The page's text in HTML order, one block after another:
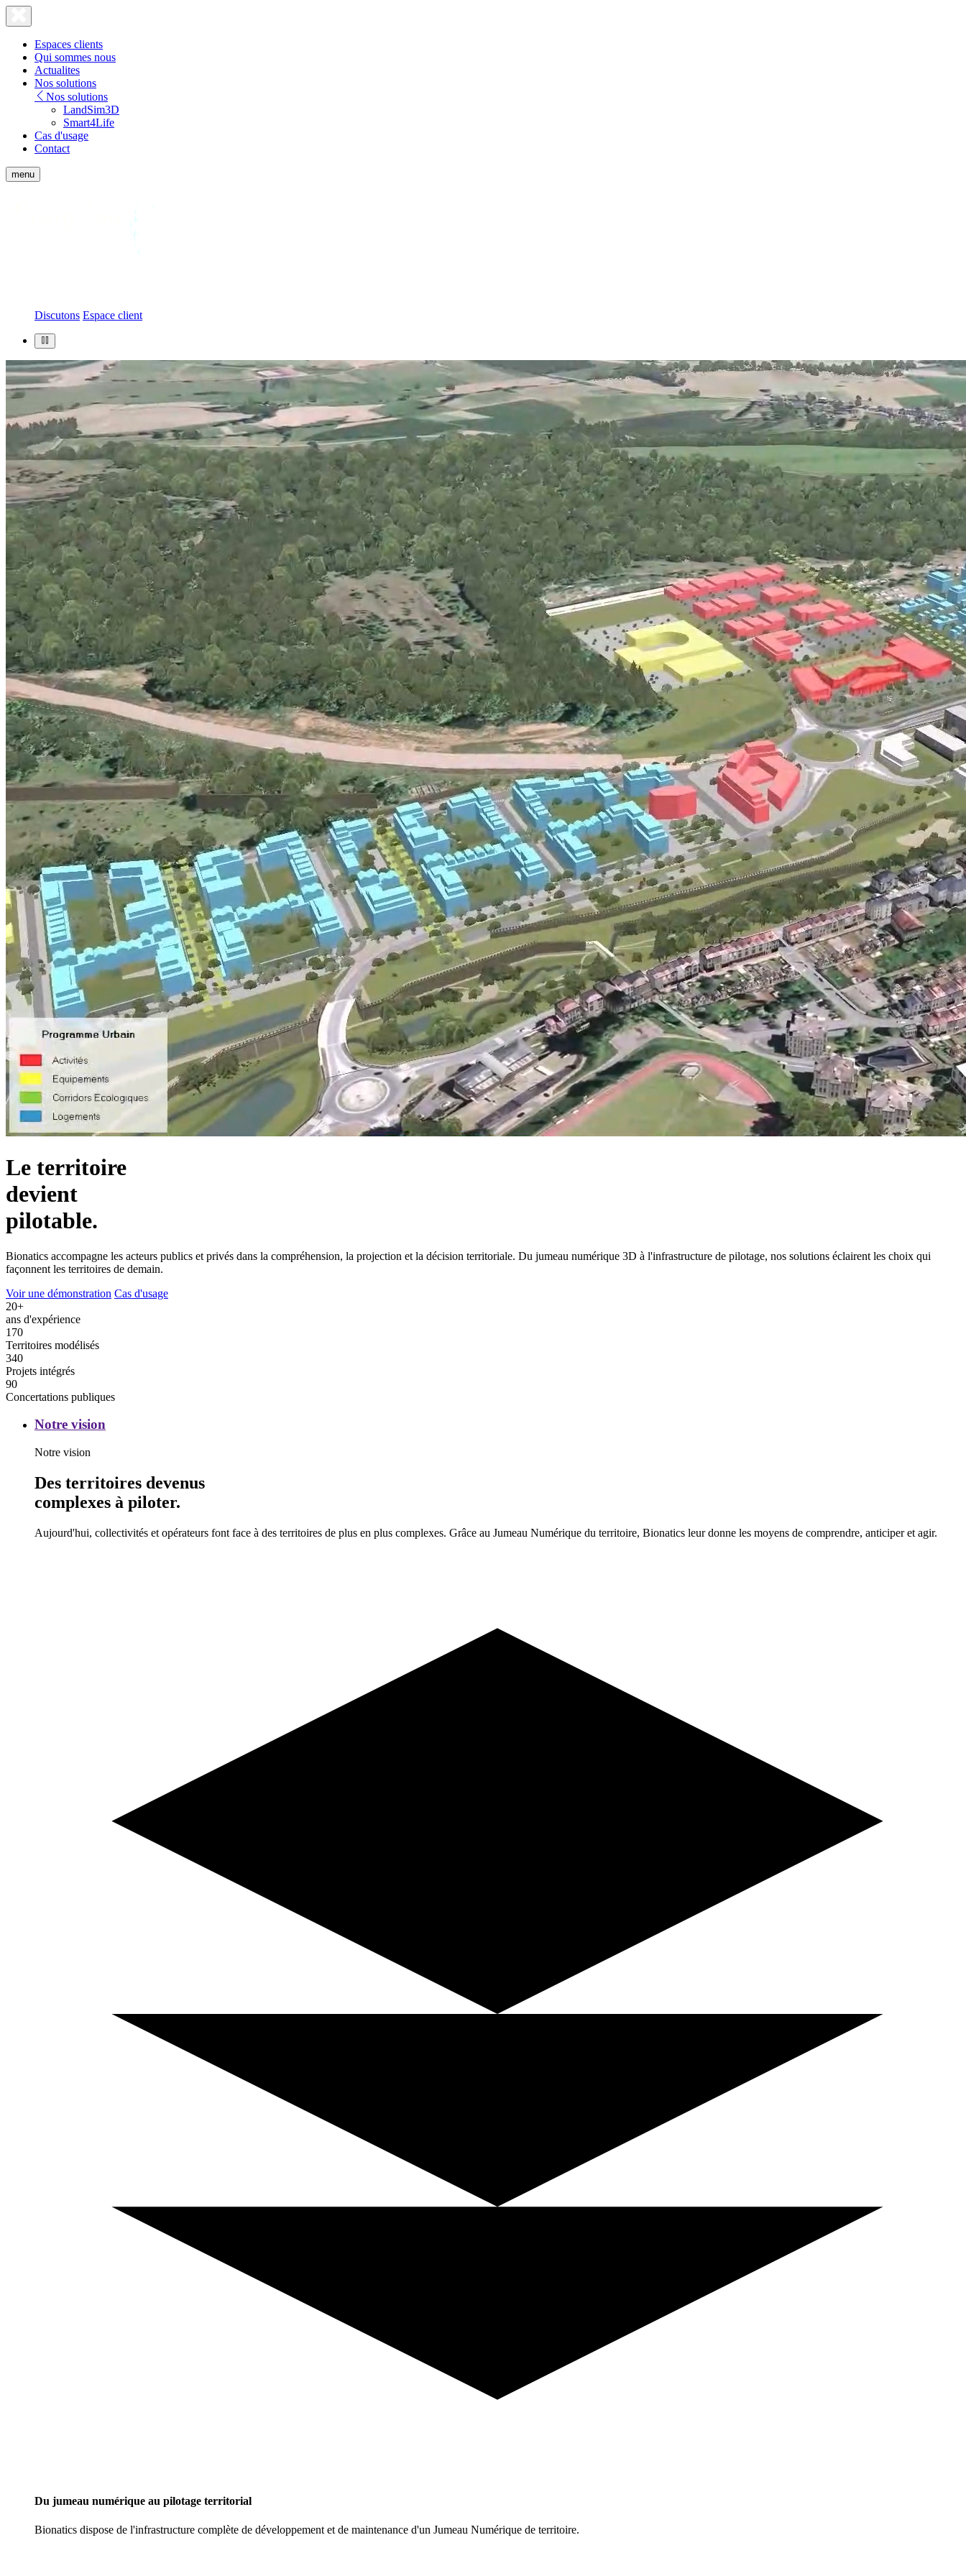
le
Lien
page
Espaces clients
Qui sommes nous
Actualites
Nos solutions
Nos solutions
LandSim3D
Smart4Life
Cas d'usage
Contact
Afficher
le
menu
Discutons Espace client
Bionatics
Le territoire
devient
pilotable.
Bionatics accompagne les acteurs publics et privés dans la compréhension, la projection et la décision territoriale. Du jumeau numérique 3D à l'infrastructure de pilotage, nos solutions éclairent les choix qui
façonnent les territoires de demain.
Voir une démonstration Cas d'usage
20+
ans d'expérience
170
Territoires modélisés
340
Projets intégrés
90
Concertations publiques
Notre
Notre vision
Notre vision
Des territoires devenus
complexes à piloter.
Aujourd'hui, collectivités et opérateurs font face à des territoires de plus en plus complexes. Grâce au Jumeau Numérique du territoire, Bionatics leur donne les moyens de comprendre, anticiper et agir.
Du jumeau numérique au pilotage territorial
Bionatics dispose de l'infrastructure complète de développement et de maintenance d'un Jumeau Numérique de territoire.